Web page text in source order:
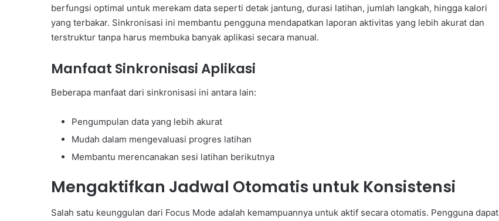
berfungsi optimal untuk merekam data seperti detak jantung, durasi latihan, jumlah langkah, hingga kalori
yang terbakar. Sinkronisasi ini membantu pengguna mendapatkan laporan aktivitas yang lebih akurat dan
terstruktur tanpa harus membuka banyak aplikasi secara manual.
Manfaat Sinkronisasi Aplikasi
Beberapa manfaat dari sinkronisasi ini antara lain:
Pengumpulan data yang lebih akurat
Mudah dalam mengevaluasi progres latihan
Membantu merencanakan sesi latihan berikutnya
Mengaktifkan Jadwal Otomatis untuk Konsistensi
Salah satu keunggulan dari Focus Mode adalah kemampuannya untuk aktif secara otomatis. Pengguna dapat